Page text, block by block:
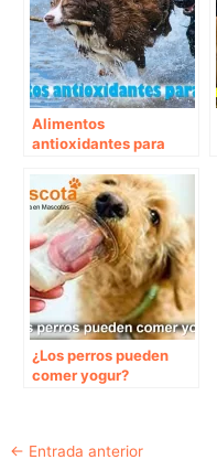
Alimentos
antioxidantes para
¿Los perros pueden
comer yogur?
Navegación
← Entrada anterior